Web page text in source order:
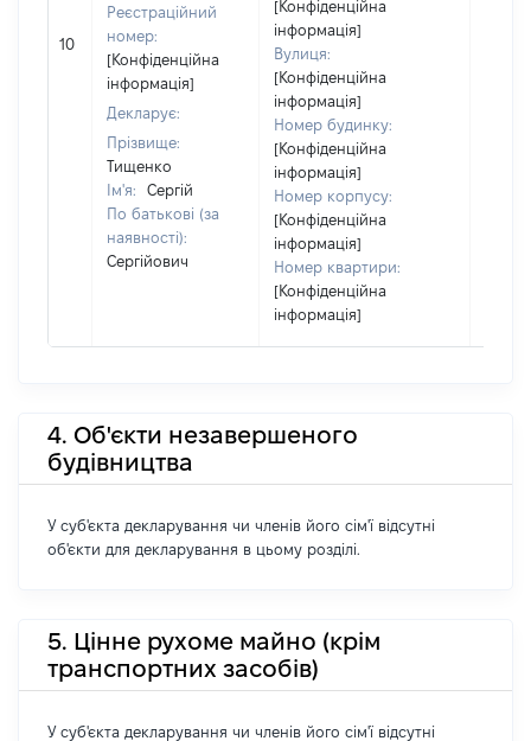
10
Реєстраційний
номер:
[Конфіденційна
інформація]
Декларує:
Прізвище:
Тищенко
Ім'я:
Сергій
По батькові (за
наявності):
Сергійович
[Конфіденційна
інформація]
Вулиця:
[Конфіденційна
інформація]
Номер будинку:
[Конфіденційна
інформація]
Номер корпусу:
[Конфіденційна
інформація]
Номер квартири:
[Конфіденційна
інформація]
4. Об'єкти незавершеного
будівництва
У суб'єкта декларування чи членів його сім'ї відсутні
об'єкти для декларування в цьому розділі.
5. Цінне рухоме майно (крім
транспортних засобів)
У суб'єкта декларування чи членів його сім'ї відсутні